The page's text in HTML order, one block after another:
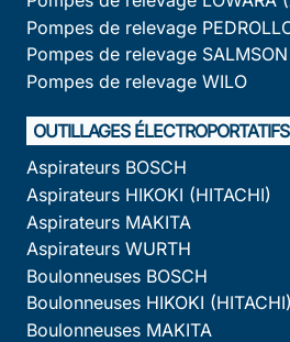
Pompes de relevage
Pompes de relevage SALMSON
Pompes de relevage WILO
OUTILLAGES ÉLECTROPORTATIFS
Aspirateurs BOSCH
Aspirateurs HIKOKI (HITACHI)
Aspirateurs MAKITA
Aspirateurs WURTH
Boulonneuses BOSCH
Boulonneuses HIKOKI (HITACHI)
Boulonneuses MAKITA